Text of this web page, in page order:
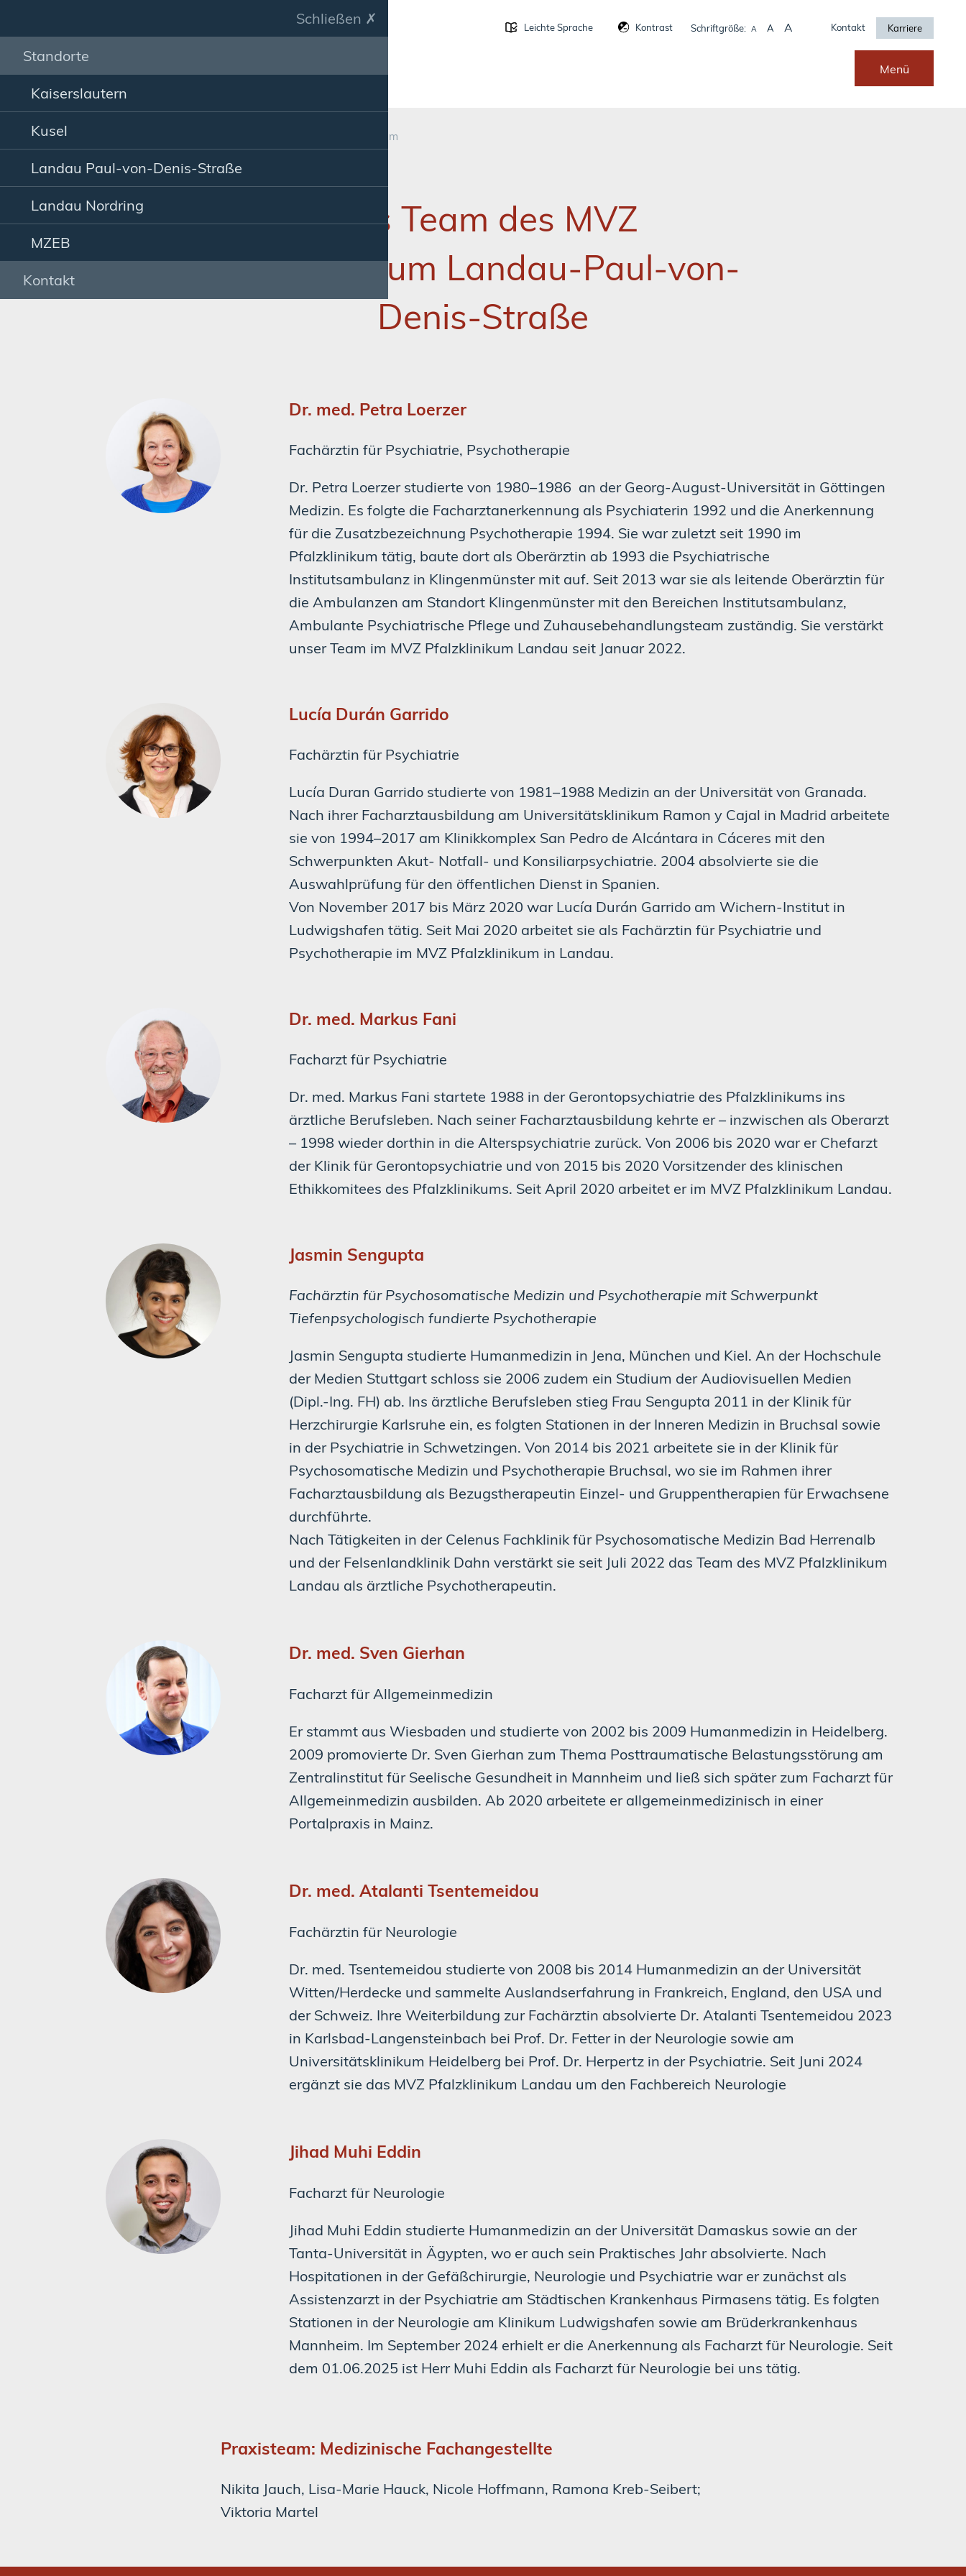
Schließen
Standorte
Kaiserslautern
Kusel
Landau Paul-von-Denis-Straße
Landau Nordring
MZEB
Kontakt
Menü
Karriere
Kontakt
Schriftgröße: A A A
Kontrast
Leichte Sprache
Team
Das Team des MVZ
Pfalzklinikum Landau-Paul-von-
Denis-Straße
Dr. med. Petra Loerzer
Fachärztin für Psychiatrie, Psychotherapie
Dr. Petra Loerzer studierte von 1980–1986 an der Georg-August-Universität in Göttingen
Medizin. Es folgte die Facharztanerkennung als Psychiaterin 1992 und die Anerkennung
für die Zusatzbezeichnung Psychotherapie 1994. Sie war zuletzt seit 1990 im
Pfalzklinikum tätig, baute dort als Oberärztin ab 1993 die Psychiatrische
Institutsambulanz in Klingenmünster mit auf. Seit 2013 war sie als leitende Oberärztin für
die Ambulanzen am Standort Klingenmünster mit den Bereichen Institutsambulanz,
Ambulante Psychiatrische Pflege und Zuhausebehandlungsteam zuständig. Sie verstärkt
unser Team im MVZ Pfalzklinikum Landau seit Januar 2022.
Lucía Durán Garrido
Fachärztin für Psychiatrie
Lucía Duran Garrido studierte von 1981–1988 Medizin an der Universität von Granada.
Nach ihrer Facharztausbildung am Universitätsklinikum Ramon y Cajal in Madrid arbeitete
sie von 1994–2017 am Klinikkomplex San Pedro de Alcántara in Cáceres mit den
Schwerpunkten Akut- Notfall- und Konsiliarpsychiatrie. 2004 absolvierte sie die
Auswahlprüfung für den öffentlichen Dienst in Spanien.
Von November 2017 bis März 2020 war Lucía Durán Garrido am Wichern-Institut in
Ludwigshafen tätig. Seit Mai 2020 arbeitet sie als Fachärztin für Psychiatrie und
Psychotherapie im MVZ Pfalzklinikum in Landau.
Dr. med. Markus Fani
Facharzt für Psychiatrie
Dr. med. Markus Fani startete 1988 in der Gerontopsychiatrie des Pfalzklinikums ins
ärztliche Berufsleben. Nach seiner Facharztausbildung kehrte er – inzwischen als Oberarzt
– 1998 wieder dorthin in die Alterspsychiatrie zurück. Von 2006 bis 2020 war er Chefarzt
der Klinik für Gerontopsychiatrie und von 2015 bis 2020 Vorsitzender des klinischen
Ethikkomitees des Pfalzklinikums. Seit April 2020 arbeitet er im MVZ Pfalzklinikum Landau.
Jasmin Sengupta
Fachärztin für Psychosomatische Medizin und Psychotherapie mit Schwerpunkt
Tiefenpsychologisch fundierte Psychotherapie
Jasmin Sengupta studierte Humanmedizin in Jena, München und Kiel. An der Hochschule
der Medien Stuttgart schloss sie 2006 zudem ein Studium der Audiovisuellen Medien
(Dipl.-Ing. FH) ab. Ins ärztliche Berufsleben stieg Frau Sengupta 2011 in der Klinik für
Herzchirurgie Karlsruhe ein, es folgten Stationen in der Inneren Medizin in Bruchsal sowie
in der Psychiatrie in Schwetzingen. Von 2014 bis 2021 arbeitete sie in der Klinik für
Psychosomatische Medizin und Psychotherapie Bruchsal, wo sie im Rahmen ihrer
Facharztausbildung als Bezugstherapeutin Einzel- und Gruppentherapien für Erwachsene
durchführte.
Nach Tätigkeiten in der Celenus Fachklinik für Psychosomatische Medizin Bad Herrenalb
und der Felsenlandklinik Dahn verstärkt sie seit Juli 2022 das Team des MVZ Pfalzklinikum
Landau als ärztliche Psychotherapeutin.
Dr. med. Sven Gierhan
Facharzt für Allgemeinmedizin
Er stammt aus Wiesbaden und studierte von 2002 bis 2009 Humanmedizin in Heidelberg.
2009 promovierte Dr. Sven Gierhan zum Thema Posttraumatische Belastungsstörung am
Zentralinstitut für Seelische Gesundheit in Mannheim und ließ sich später zum Facharzt für
Allgemeinmedizin ausbilden. Ab 2020 arbeitete er allgemeinmedizinisch in einer
Portalpraxis in Mainz.
Dr. med. Atalanti Tsentemeidou
Fachärztin für Neurologie
Dr. med. Tsentemeidou studierte von 2008 bis 2014 Humanmedizin an der Universität
Witten/Herdecke und sammelte Auslandserfahrung in Frankreich, England, den USA und
der Schweiz. Ihre Weiterbildung zur Fachärztin absolvierte Dr. Atalanti Tsentemeidou 2023
in Karlsbad-Langensteinbach bei Prof. Dr. Fetter in der Neurologie sowie am
Universitätsklinikum Heidelberg bei Prof. Dr. Herpertz in der Psychiatrie. Seit Juni 2024
ergänzt sie das MVZ Pfalzklinikum Landau um den Fachbereich Neurologie
Jihad Muhi Eddin
Facharzt für Neurologie
Jihad Muhi Eddin studierte Humanmedizin an der Universität Damaskus sowie an der
Tanta-Universität in Ägypten, wo er auch sein Praktisches Jahr absolvierte. Nach
Hospitationen in der Gefäßchirurgie, Neurologie und Psychiatrie war er zunächst als
Assistenzarzt in der Psychiatrie am Städtischen Krankenhaus Pirmasens tätig. Es folgten
Stationen in der Neurologie am Klinikum Ludwigshafen sowie am Brüderkrankenhaus
Mannheim. Im September 2024 erhielt er die Anerkennung als Facharzt für Neurologie. Seit
dem 01.06.2025 ist Herr Muhi Eddin als Facharzt für Neurologie bei uns tätig.
Praxisteam: Medizinische Fachangestellte
Nikita Jauch, Lisa-Marie Hauck, Nicole Hoffmann, Ramona Kreb-Seibert;
Viktoria Martel